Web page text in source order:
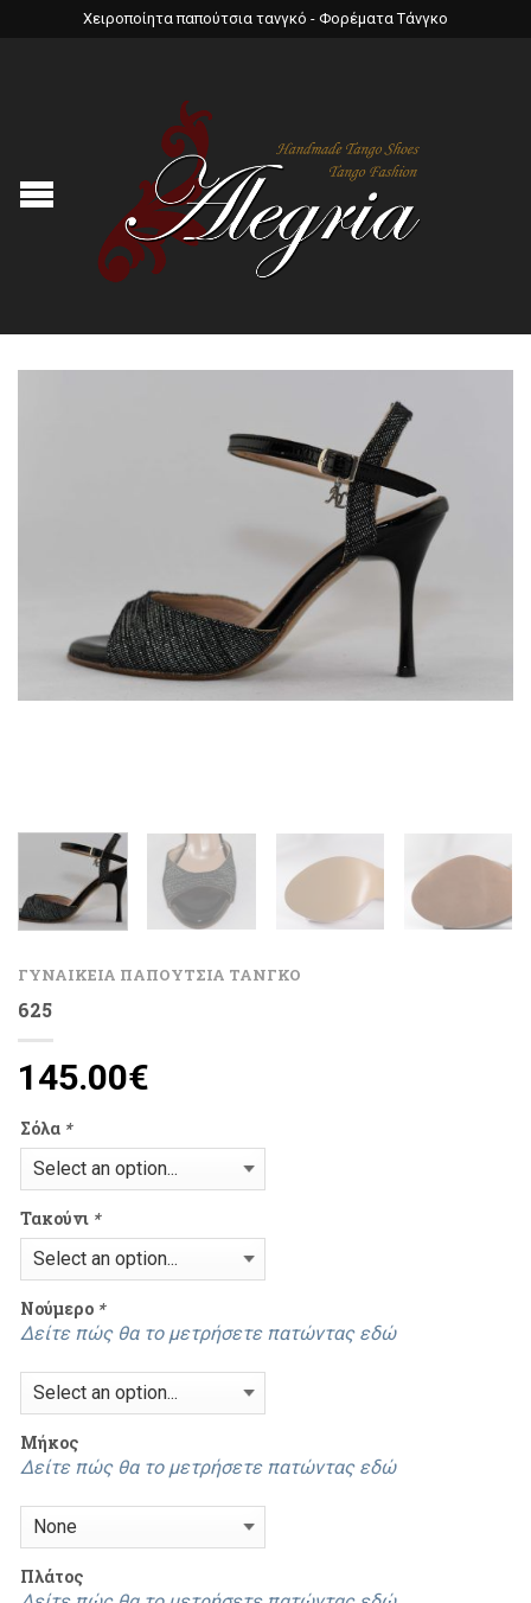
Χειροποίητα παπούτσια τανγκό - Φορέματα Τάνγκο
ΓΥΝΑΙΚΕΙΑ ΠΑΠΟΥΤΣΙΑ ΤΑΝΓΚΟ
625
145.00€
Σόλα *
Τακούνι *
Νούμερο *
Δείτε πώς θα το μετρήσετε πατώντας εδώ
Mήκος
Δείτε πώς θα το μετρήσετε πατώντας εδώ
Πλάτος